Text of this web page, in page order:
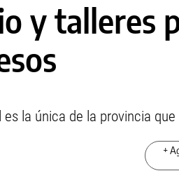
y talleres
la única de la provincia
+